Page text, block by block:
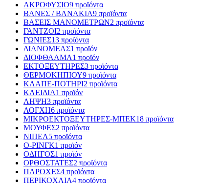
ΑΚΡΟΦΥΣΙΟ9 προϊόντα
ΒΑΝΕΣ / ΒΑΝΑΚΙΑ9 προϊόντα
ΒΑΣΕΙΣ ΜΑΝΟΜΕΤΡΩΝ2 προϊόντα
ΓΑΝΤΖΟΙ2 προϊόντα
ΓΩΝΙΕΣ13 προϊόντα
ΔΙΑΝΟΜΕΑΣ1 προϊόν
ΔΙΟΦΘΑΛΜΑ1 προϊόν
ΕΚΤΟΞΕΥΤΗΡΕΣ3 προϊόντα
ΘΕΡΜΟΚΗΠΙΟΥ9 προϊόντα
ΚΛΑΠΕ-ΠΟΤΗΡΙ2 προϊόντα
ΚΛΕΙΔΙΑ1 προϊόν
ΛΗΨΗ3 προϊόντα
ΛΟΓΧΗ6 προϊόντα
ΜΙΚΡΟΕΚΤΟΞΕΥΤΗΡΕΣ-ΜΠΕΚ18 προϊόντα
ΜΟΥΦΕΣ2 προϊόντα
ΝΙΠΕΛ5 προϊόντα
Ο-ΡΙΝΓΚ1 προϊόν
ΟΔΗΓΟΣ1 προϊόν
ΟΡΘΟΣΤΑΤΕΣ2 προϊόντα
ΠΑΡΟΧΕΣ4 προϊόντα
ΠΕΡΙΚΟΧΛΙΑ4 προϊόντα